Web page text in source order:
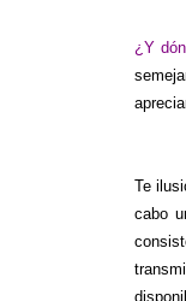
¿Y
Te
cabo